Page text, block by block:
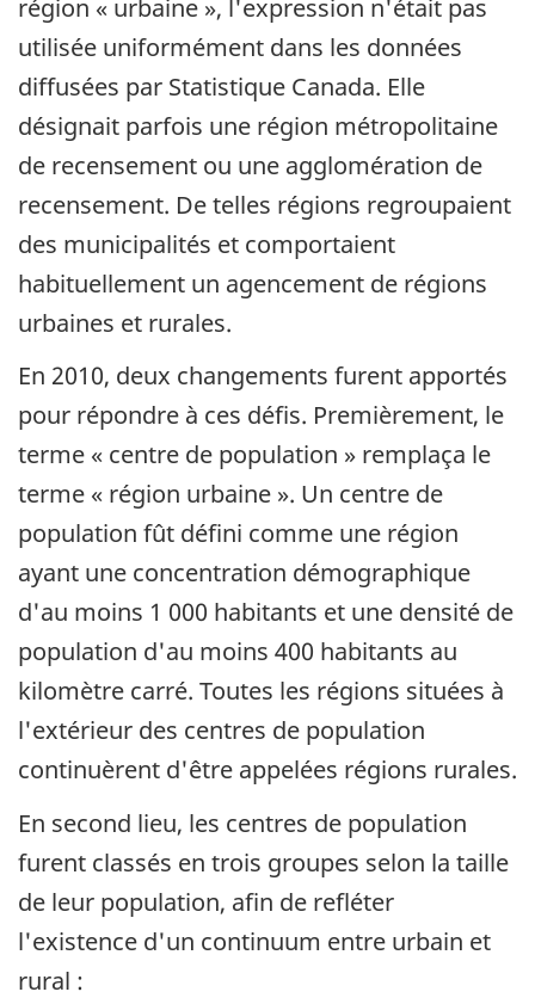
région « urbaine », l'expression n'était pas
utilisée uniformément dans les données
diffusées par Statistique Canada. Elle
désignait parfois une région métropolitaine
de recensement ou une agglomération de
recensement. De telles régions regroupaient
des municipalités et comportaient
habituellement un agencement de régions
urbaines et rurales.
En 2010, deux changements furent apportés
pour répondre à ces défis. Premièrement, le
terme « centre de population » remplaça le
terme « région urbaine ». Un centre de
population fût défini comme une région
ayant une concentration démographique
d'au moins 1 000 habitants et une densité de
population d'au moins 400 habitants au
kilomètre carré. Toutes les régions situées à
l'extérieur des centres de population
continuèrent d'être appelées régions rurales.
En second lieu, les centres de population
furent classés en trois groupes selon la taille
de leur population, afin de refléter
l'existence d'un continuum entre urbain et
rural :